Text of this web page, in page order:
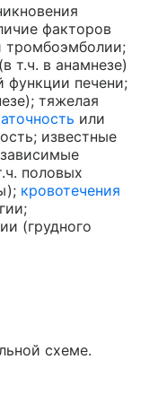
факторов
тромбоэмболии;
т.ч. в анамнезе)
функции печени;
тяжелая
или
известные
половых
кровотечения
(грудного
схеме.